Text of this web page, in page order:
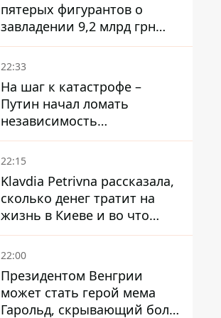
пятерых фигурантов о
завладении 9,2 млрд грн
ПриватБанка направили в
суд
22:33
На шаг к катастрофе –
Путин начал ломать
независимость
собственного Центробанка,
заставив снизить базовую
ставку
22:15
Klavdia Petrivna рассказала,
сколько денег тратит на
жизнь в Киеве и во что
вкладывает миллионы
22:00
Президентом Венгрии
может стать герой мема
Гарольд, скрывающий боль